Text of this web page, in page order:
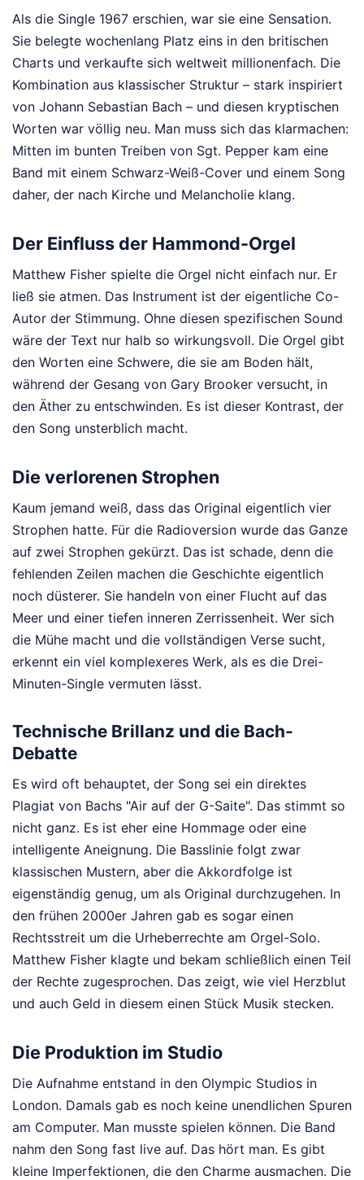
Als die Single 1967 erschien, war sie eine Sensation.
Sie belegte wochenlang Platz eins in den britischen
Charts und verkaufte sich weltweit millionenfach. Die
Kombination aus klassischer Struktur – stark inspiriert
von Johann Sebastian Bach – und diesen kryptischen
Worten war völlig neu. Man muss sich das klarmachen:
Mitten im bunten Treiben von Sgt. Pepper kam eine
Band mit einem Schwarz-Weiß-Cover und einem Song
daher, der nach Kirche und Melancholie klang.
Der Einfluss der Hammond-Orgel
Matthew Fisher spielte die Orgel nicht einfach nur. Er
ließ sie atmen. Das Instrument ist der eigentliche Co-
Autor der Stimmung. Ohne diesen spezifischen Sound
wäre der Text nur halb so wirkungsvoll. Die Orgel gibt
den Worten eine Schwere, die sie am Boden hält,
während der Gesang von Gary Brooker versucht, in
den Äther zu entschwinden. Es ist dieser Kontrast, der
den Song unsterblich macht.
Die verlorenen Strophen
Kaum jemand weiß, dass das Original eigentlich vier
Strophen hatte. Für die Radioversion wurde das Ganze
auf zwei Strophen gekürzt. Das ist schade, denn die
fehlenden Zeilen machen die Geschichte eigentlich
noch düsterer. Sie handeln von einer Flucht auf das
Meer und einer tiefen inneren Zerrissenheit. Wer sich
die Mühe macht und die vollständigen Verse sucht,
erkennt ein viel komplexeres Werk, als es die Drei-
Minuten-Single vermuten lässt.
Technische Brillanz und die Bach-
Debatte
Es wird oft behauptet, der Song sei ein direktes
Plagiat von Bachs "Air auf der G-Saite". Das stimmt so
nicht ganz. Es ist eher eine Hommage oder eine
intelligente Aneignung. Die Basslinie folgt zwar
klassischen Mustern, aber die Akkordfolge ist
eigenständig genug, um als Original durchzugehen. In
den frühen 2000er Jahren gab es sogar einen
Rechtsstreit um die Urheberrechte am Orgel-Solo.
Matthew Fisher klagte und bekam schließlich einen Teil
der Rechte zugesprochen. Das zeigt, wie viel Herzblut
und auch Geld in diesem einen Stück Musik stecken.
Die Produktion im Studio
Die Aufnahme entstand in den Olympic Studios in
London. Damals gab es noch keine unendlichen Spuren
am Computer. Man musste spielen können. Die Band
nahm den Song fast live auf. Das hört man. Es gibt
kleine Imperfektionen, die den Charme ausmachen. Die